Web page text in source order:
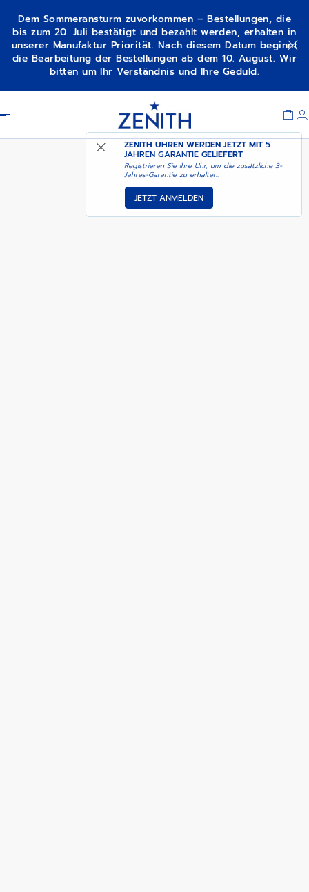
Dem Sommeransturm zuvorkommen – Bestellungen, die
bis zum 20. Juli bestätigt und bezahlt werden, erhalten in
unserer Manufaktur Priorität. Nach diesem Datum beginnt
die Bearbeitung der Bestellungen ab dem 10. August. Wir
bitten um Ihr Verständnis und Ihre Geduld.
ZENITH UHREN WERDEN JETZT MIT5
JAHREN GARANTIE GELIEFERT
Registrieren Sie Ihre Uhr, um die zusätzliche 3-
Jahres-Garantie zu erhalten.
JETZT ANMELDEN
DEFY EXTREME IN DEN WARENKORB
LEGEN